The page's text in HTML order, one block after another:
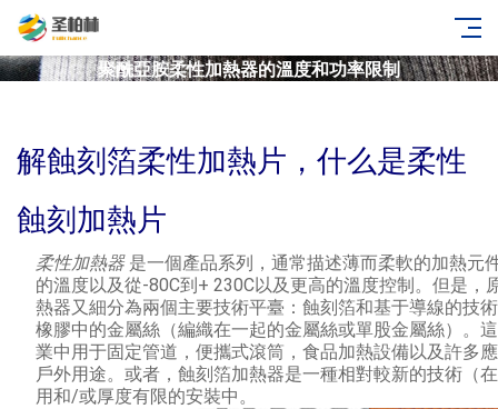
聚酰亞胺柔性加熱器的溫度和功率限制
解蝕刻箔柔性加熱片，什么是柔性
蝕刻加熱片
柔性加熱器 是一個產品系列，通常描述薄而柔軟的加熱元
的溫度以及從-80C到+ 230C以及更高的溫度控制。 但是，
熱器又細分為兩個主要技術平臺：蝕刻箔和基于導線的技
橡膠中的金屬絲（編織在一起的金屬絲或單股金屬絲）。
業中用于固定管道，便攜式滾筒，食品加熱設備以及許多
戶外用途。 或者，蝕刻箔加熱器是一種相對較新的技術（
用和/或厚度有限的安裝中。